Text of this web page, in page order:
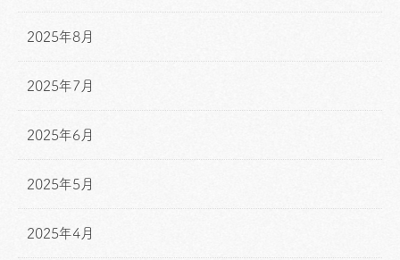
2025年8月
2025年7月
2025年6月
2025年5月
2025年4月